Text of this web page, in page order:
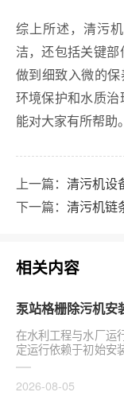
综上所述，清污
洁，还包括关键
做到细致入微的
环境保护和水质
能对大家有所帮助。
上一篇： 清污机设
下一篇： 清污机链
相关内容
泵站格栅除污机安
在水利工程与水厂运
定运行依赖于初始安
站核心拦污设备而言
2026-08-05